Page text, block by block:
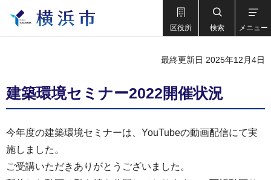
区役所 検索 メニュー
最終更新日 2025年12月4日
建築環境セミナー2022開催状況
今年度の建築環境セミナーは、YouTubeの動画配信にて実
施しました。
ご受講いただきありがとうございました。